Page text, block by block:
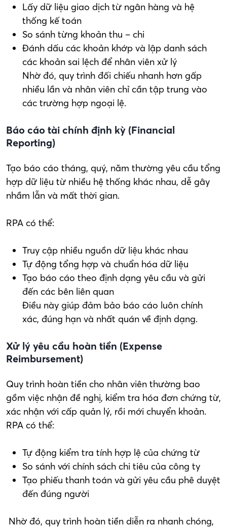
Lấy dữ liệu giao dịch từ ngân hàng và hệ
thống kế toán
So sánh từng khoản thu – chi
Đánh dấu các khoản khớp và lập danh sách
các khoản sai lệch để nhân viên xử lý
Nhờ đó, quy trình đối chiếu nhanh hơn gấp
nhiều lần và nhân viên chỉ cần tập trung vào
các trường hợp ngoại lệ.
Báo cáo tài chính định kỳ (Financial
Reporting)
Tạo báo cáo tháng, quý, năm thường yêu cầu tổng
hợp dữ liệu từ nhiều hệ thống khác nhau, dễ gây
nhầm lẫn và mất thời gian.
RPA có thể:
Truy cập nhiều nguồn dữ liệu khác nhau
Tự động tổng hợp và chuẩn hóa dữ liệu
Tạo báo cáo theo định dạng yêu cầu và gửi
đến các bên liên quan
Điều này giúp đảm bảo báo cáo luôn chính
xác, đúng hạn và nhất quán về định dạng.
Xử lý yêu cầu hoàn tiền (Expense
Reimbursement)
Quy trình hoàn tiền cho nhân viên thường bao
gồm việc nhận đề nghị, kiểm tra hóa đơn chứng từ,
xác nhận với cấp quản lý, rồi mới chuyển khoản.
RPA có thể:
Tự động kiểm tra tính hợp lệ của chứng từ
So sánh với chính sách chi tiêu của công ty
Tạo phiếu thanh toán và gửi yêu cầu phê duyệt
đến đúng người
Nhờ đó, quy trình hoàn tiền diễn ra nhanh chóng,